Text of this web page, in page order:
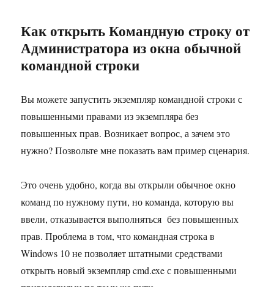
Как открыть Командную строку от
Администратора из окна обычной
командной строки
Вы можете запустить экземпляр командной строки с
повышенными правами из экземпляра без
повышенных прав. Возникает вопрос, а зачем это
нужно? Позвольте мне показать вам пример сценария.
Это очень удобно, когда вы открыли обычное окно
команд по нужному пути, но команда, которую вы
ввели, отказывается выполняться без повышенных
прав. Проблема в том, что командная строка в
Windows 10 не позволяет штатными средствами
открыть новый экземпляр cmd.exe с повышенными